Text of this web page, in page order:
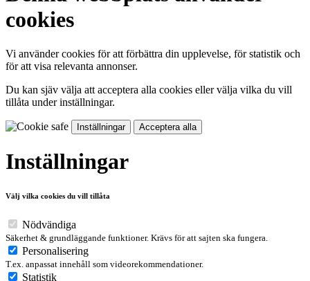
cookies
Vi använder cookies för att förbättra din upplevelse, för statistik och
för att visa relevanta annonser.
Du kan sjäv välja att acceptera alla cookies eller välja vilka du vill
tillåta under inställningar.
Inställningar Acceptera alla
Inställningar
Välj vilka cookies du vill tillåta
Nödvändiga
Säkerhet & grundläggande funktioner. Krävs för att sajten ska fungera.
Personalisering
T.ex. anpassat innehåll som videorekommendationer.
Statistik